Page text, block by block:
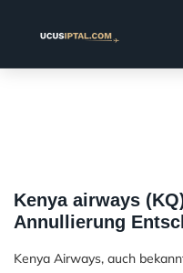
Kenya airways
Annullierung
Kenya Airways, auch